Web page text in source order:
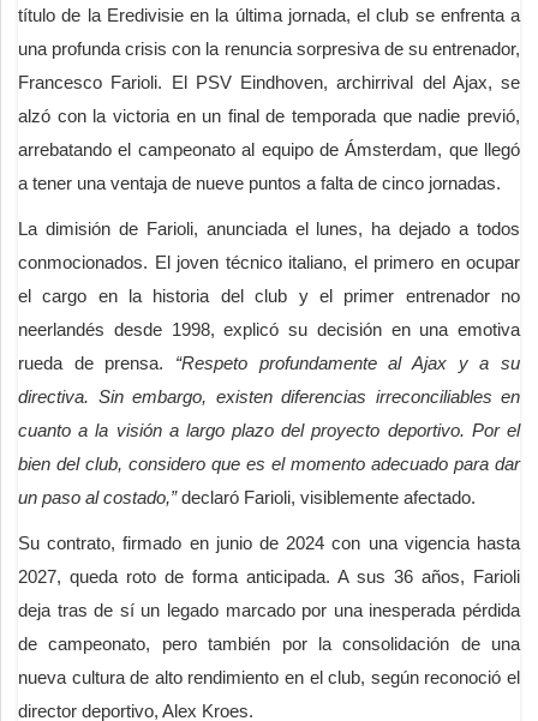
título de la Eredivisie en la última jornada, el club se enfrenta a
una profunda crisis con la renuncia sorpresiva de su entrenador,
Francesco Farioli. El PSV Eindhoven, archirrival del Ajax, se
alzó con la victoria en un final de temporada que nadie previó,
arrebatando el campeonato al equipo de Ámsterdam, que llegó
a tener una ventaja de nueve puntos a falta de cinco jornadas.
La dimisión de Farioli, anunciada el lunes, ha dejado a todos
conmocionados. El joven técnico italiano, el primero en ocupar
el cargo en la historia del club y el primer entrenador no
neerlandés desde 1998, explicó su decisión en una emotiva
rueda de prensa. “Respeto profundamente al Ajax y a su
directiva. Sin embargo, existen diferencias irreconciliables en
cuanto a la visión a largo plazo del proyecto deportivo. Por el
bien del club, considero que es el momento adecuado para dar
un paso al costado,”declaró Farioli, visiblemente afectado.
Su contrato, firmado en junio de 2024 con una vigencia hasta
2027, queda roto de forma anticipada. A sus 36 años, Farioli
deja tras de sí un legado marcado por una inesperada pérdida
de campeonato, pero también por la consolidación de una
nueva cultura de alto rendimiento en el club, según reconoció el
director deportivo, Alex Kroes.